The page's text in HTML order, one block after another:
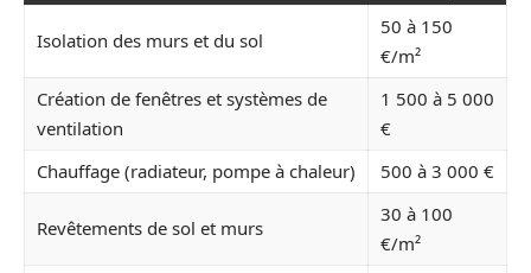
Isolation des murs et du sol
50 à 150
€/m²
Création de fenêtres et systèmes de
ventilation
1 500 à 5 000
€
Chauffage (radiateur, pompe à chaleur)
500 à 3 000 €
Revêtements de sol et murs
30 à 100
€/m²